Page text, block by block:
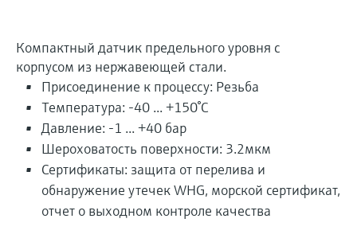
Компактный датчик предельного уровня с
корпусом из нержавеющей стали.
Присоединение к процессу: Резьба
Температура: -40 ... +150°C
Давление: -1 ... +40 бар
Шероховатость поверхности: 3.2мкм
Сертификаты: защита от перелива и
обнаружение утечек WHG, морской сертификат,
отчет о выходном контроле качества